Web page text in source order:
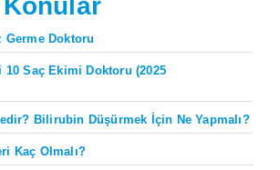
Germe Doktoru
10 Saç Ekimi Doktoru (2025
Bilirubin Düşürmek İçin Ne Yapmalı?
Kaç Olmalı?